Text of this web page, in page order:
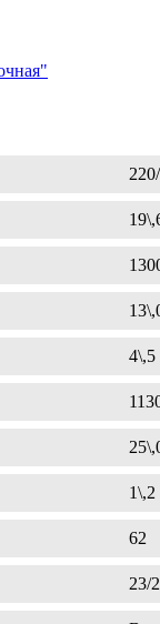
4\,5
1\,2
62
23/